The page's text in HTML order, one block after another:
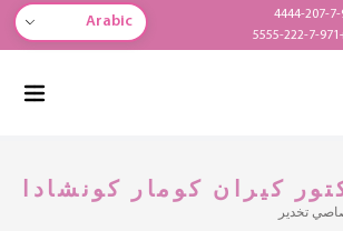
Arabic
كيران كومار كونشادا
تخدير